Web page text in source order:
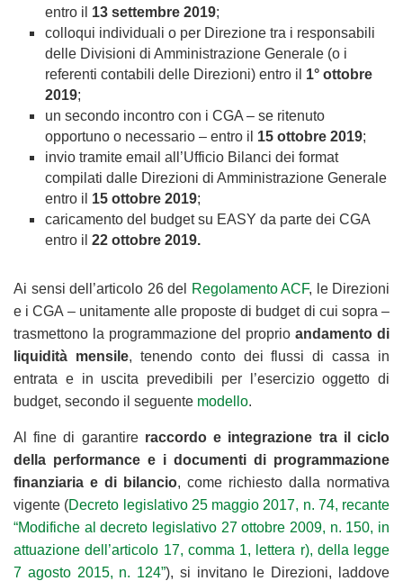
entro il 13 settembre 2019;
colloqui individuali o per Direzione tra i responsabili
delle Divisioni di Amministrazione Generale (o i
referenti contabili delle Direzioni) entro il 1° ottobre
2019;
un secondo incontro con i CGA – se ritenuto
opportuno o necessario – entro il 15 ottobre 2019;
invio tramite email all’Ufficio Bilanci dei format
compilati dalle Direzioni di Amministrazione Generale
entro il 15 ottobre 2019;
caricamento del budget su EASY da parte dei CGA
entro il 22 ottobre 2019.
Ai sensi dell’articolo 26 del Regolamento ACF, le Direzioni
e i CGA – unitamente alle proposte di budget di cui sopra –
trasmettono la programmazione del proprio andamento di
liquidità mensile, tenendo conto dei flussi di cassa in
entrata e in uscita prevedibili per l’esercizio oggetto di
budget, secondo il seguente modello.
Al fine di garantire raccordo e integrazione tra il ciclo
della performance e i documenti di programmazione
finanziaria e di bilancio, come richiesto dalla normativa
vigente (Decreto legislativo 25 maggio 2017, n. 74, recante
“Modifiche al decreto legislativo 27 ottobre 2009, n. 150, in
attuazione dell’articolo 17, comma 1, lettera r), della legge
7 agosto 2015, n. 124”), si invitano le Direzioni, laddove